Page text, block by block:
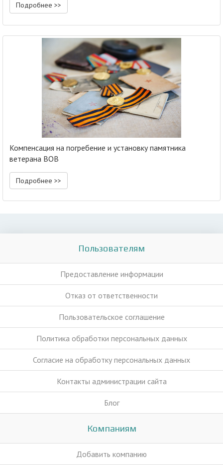
Подробнее >>
Компенсация на погребение и установку памятника
ветерана ВОВ
Подробнее >>
Пользователям
Предоставление информации
Отказ от ответственности
Пользовательское соглашение
Политика обработки персональных данных
Согласие на обработку персональных данных
Контакты администрации сайта
Блог
Компаниям
Добавить компанию